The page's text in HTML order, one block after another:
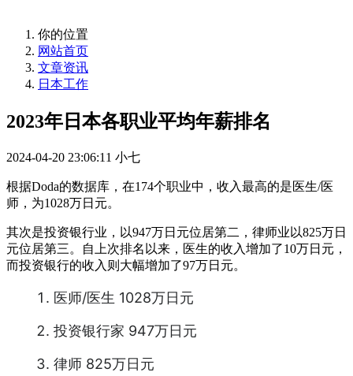
你的位置
网站首页
文章资讯
日本工作
2023年日本各职业平均年薪排名
2024-04-20 23:06:11 小七
根据Doda的数据库，在174个职业中，收入最高的是医生/医
师，为1028万日元。
其次是投资银行业，以947万日元位居第二，律师业以825万日
元位居第三。自上次排名以来，医生的收入增加了10万日元，
而投资银行的收入则大幅增加了97万日元。
医师/医生 1028万日元
投资银行家 947万日元
律师 825万日元